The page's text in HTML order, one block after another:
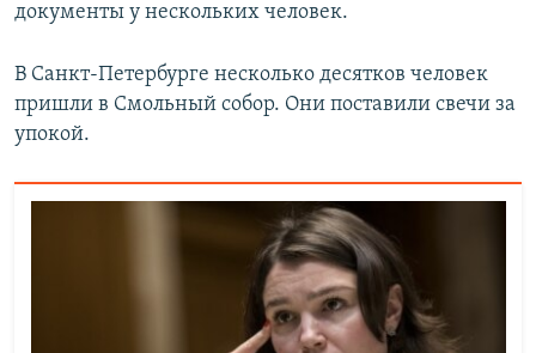
документы у нескольких человек.
В Санкт-Петербурге несколько десятков человек
пришли в Смольный собор. Они поставили свечи за
упокой.